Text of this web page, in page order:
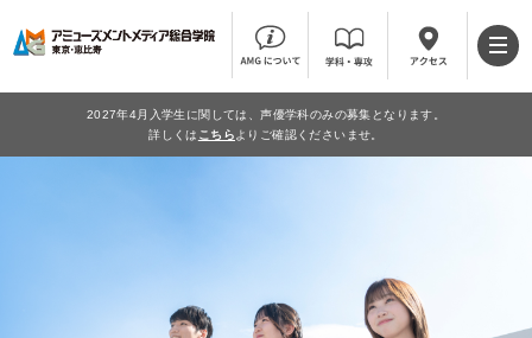
2027年4月入学生に関しては、声優学科のみの募集となります。
詳しくは こちら よりご確認くださいませ。